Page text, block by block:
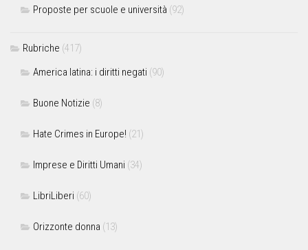
Proposte per scuole e università (92)
Rubriche (417)
America latina: i diritti negati (90)
Buone Notizie (8)
Hate Crimes in Europe! (21)
Imprese e Diritti Umani (34)
LibriLiberi (60)
Orizzonte donna (13)